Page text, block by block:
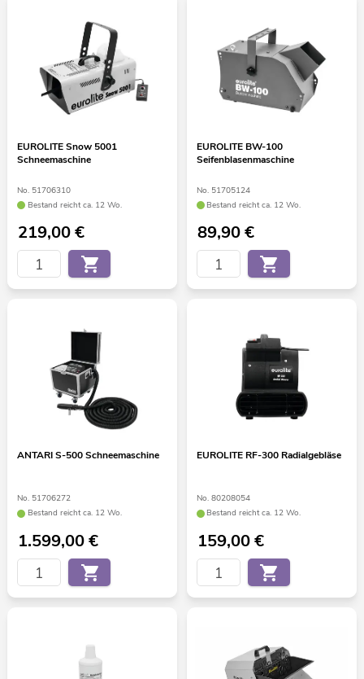
EUROLITE Snow 5001
Schneemaschine
No. 51706310
Bestand reicht ca. 12 Wo.
219,00€
EUROLITE BW-100
Seifenblasenmaschine
No. 51705124
Bestand reicht ca. 12 Wo.
89,90€
ANTARI S-500 Schneemaschine
No. 51706272
Bestand reicht ca. 12 Wo.
1.599,00€
EUROLITE RF-300 Radialgebläse
No. 80208054
Bestand reicht ca. 12 Wo.
159,00€